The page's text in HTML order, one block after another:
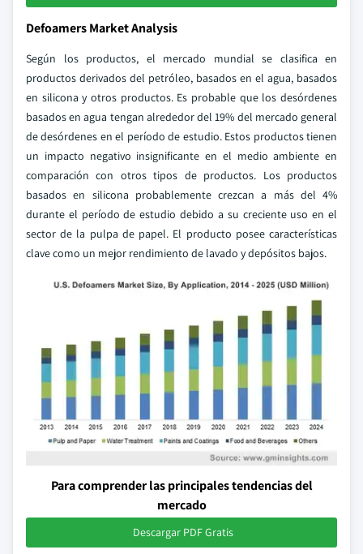
Defoamers Market Analysis
Según los productos, el mercado mundial se clasifica en
productos derivados del petróleo, basados en el agua, basados
en silicona y otros productos. Es probable que los desórdenes
basados en agua tengan alrededor del 19% del mercado general
de desórdenes en el período de estudio. Estos productos tienen
un impacto negativo insignificante en el medio ambiente en
comparación con otros tipos de productos. Los productos
basados en silicona probablemente crezcan a más del 4%
durante el período de estudio debido a su creciente uso en el
sector de la pulpa de papel. El producto posee características
clave como un mejor rendimiento de lavado y depósitos bajos.
Para comprender las principales tendencias del
mercado
Descargar PDF Gratis